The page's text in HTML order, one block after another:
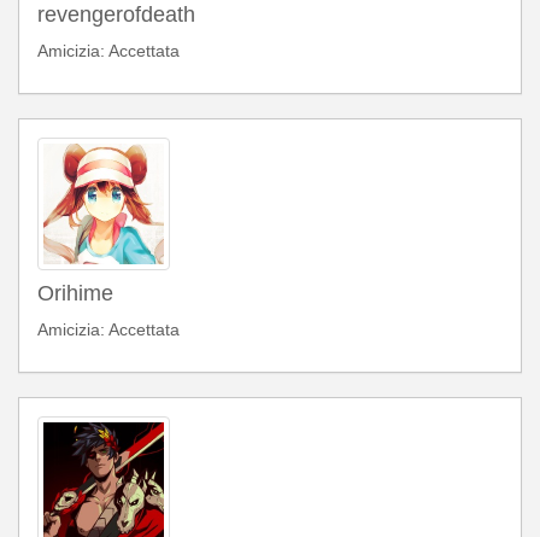
revengerofdeath
Amicizia: Accettata
Orihime
Amicizia: Accettata